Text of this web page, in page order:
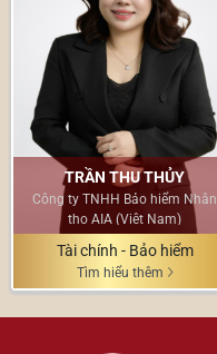
TRẦN THU THỦY
Công ty TNHH Bảo hiểm Nhân
thọ AIA (Việt Nam)
Tài chính - Bảo hiểm
Tìm hiểu thêm